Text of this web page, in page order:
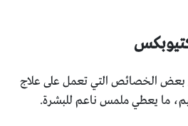
بعض الخصائص التي تعمل على علاج
ما يعطي ملمس ناعم للبشرة.